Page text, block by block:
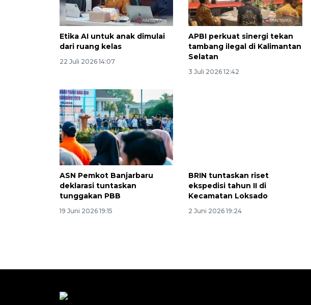
Etika AI untuk anak dimulai
dari ruang kelas
22 Juli 2026 14:07
APBI perkuat sinergi tekan
tambang ilegal di Kalimantan
Selatan
3 Juli 2026 12:42
ASN Pemkot Banjarbaru
deklarasi tuntaskan
tunggakan PBB
19 Juni 2026 19:15
BRIN tuntaskan riset
ekspedisi tahun II di
Kecamatan Loksado
2 Juni 2026 19:24